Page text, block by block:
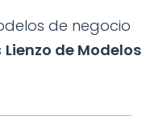
de negocio
Lienzo de Modelos